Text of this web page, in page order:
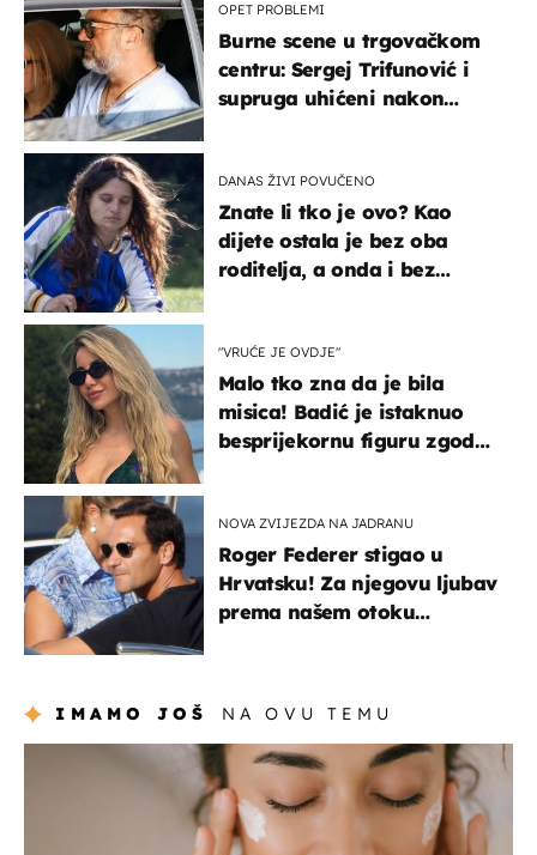
OPET PROBLEMI
Burne scene u trgovačkom
centru: Sergej Trifunović i
supruga uhićeni nakon
DANAS ŽIVI POVUČENO
Znate li tko je ovo? Kao
dijete ostala je bez oba
roditelja, a onda i bez
"VRUĆE JE OVDJE"
Malo tko zna da je bila
misica! Badić je istaknuo
besprijekornu figuru zgodne
NOVA ZVIJEZDA NA JADRANU
Roger Federer stigao u
Hrvatsku! Za njegovu ljubav
prema našem otoku
IMAMO JOŠ NA OVU TEMU
moda & ljepota